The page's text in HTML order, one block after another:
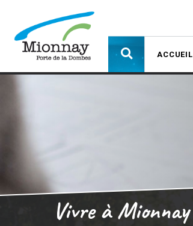
ACCUEIL
Vivre à Mionnay